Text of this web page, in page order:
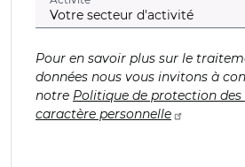
Pour en savoir plus sur le
données nous vous invitons à
notre Politique de protection des
caractère personnelle